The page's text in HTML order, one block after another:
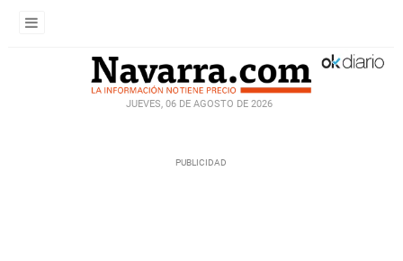
JUEVES, 06 DE AGOSTO DE 2026